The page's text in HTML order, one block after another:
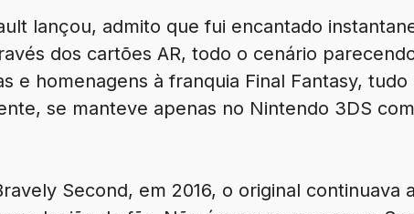
lançou, admito que fui encantado
dos cartões AR, todo o cenário
e homenagens à franquia Final Fantasy, tudo
se manteve apenas no Nintendo 3DS
Second, em 2016, o original continuava